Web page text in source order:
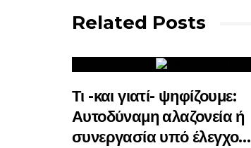
Related Posts
Τι -και γιατί- ψηφίζουμε:
Αυτοδύναμη αλαζονεία ή
συνεργασία υπό έλεγχο…